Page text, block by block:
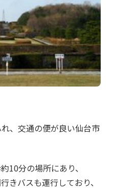
、交通の便が良い仙台市
10分の場所にあり、
きバスも運行しており、